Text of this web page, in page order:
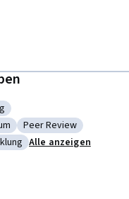
Kategorie: Peer
Peer Review
Alle anzeigen